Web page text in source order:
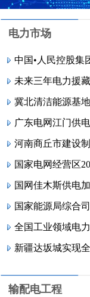
电力市场
中国•人民控股集
未来三年电力援
冀北清洁能源基
广东电网江门供
河南商丘市建设
国家电网经营区
国网佳木斯供电
国家能源局综合
全国工业领域电
新疆达坂城实现
输配电工程